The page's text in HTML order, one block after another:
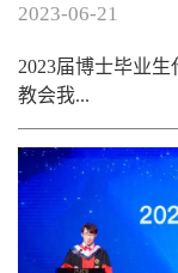
2023-06-21
2023届博士毕业
教会我...